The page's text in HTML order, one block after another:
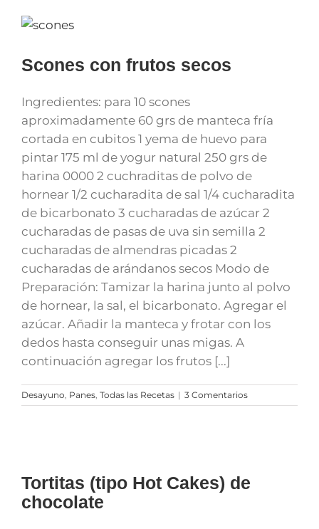
Scones con frutos secos
Ingredientes: para 10 scones
aproximadamente 60 grs de manteca fría
cortada en cubitos 1 yema de huevo para
pintar 175 ml de yogur natural 250 grs de
harina 0000 2 cuchraditas de polvo de
hornear 1/2 cucharadita de sal 1/4 cucharadita
de bicarbonato 3 cucharadas de azúcar 2
cucharadas de pasas de uva sin semilla 2
cucharadas de almendras picadas 2
cucharadas de arándanos secos Modo de
Preparación: Tamizar la harina junto al polvo
de hornear, la sal, el bicarbonato. Agregar el
azúcar. Añadir la manteca y frotar con los
dedos hasta conseguir unas migas. A
continuación agregar los frutos [...]
Desayuno Panes Todas las Recetas | 3 Comentarios
Tortitas (tipo Hot Cakes) de
chocolate